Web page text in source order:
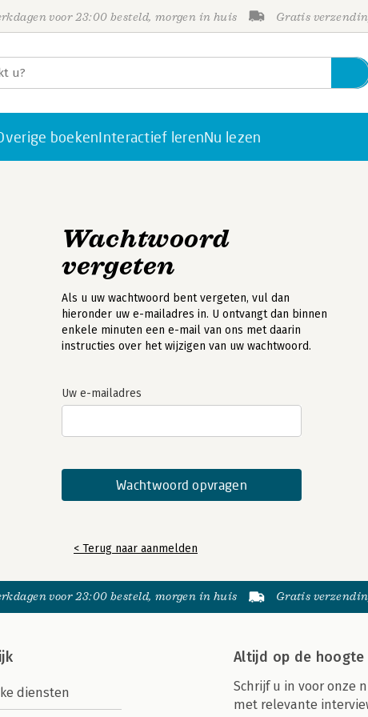
voor 23:00 besteld, morgen in huis Gratis
boekenInteractief lerenNu lezen
Wachtwoord
vergeten
Als u uw wachtwoord bent vergeten, vul dan
hieronder uw e-mailadres in. U ontvangt dan binnen
enkele minuten een e-mail van ons met daarin
instructies over het wijzigen van uw wachtwoord.
Uw e-mailadres
< Terug naar aanmelden
voor 23:00 besteld, morgen in huis Gratis
diensten
Altijd op de hoogte
Schrijf u in voor onze
met relevante